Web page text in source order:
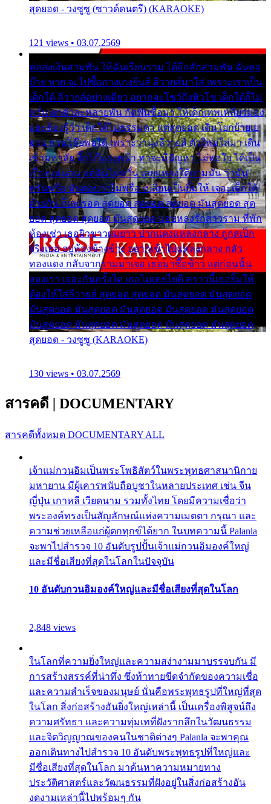
สุดยอด - วงซูซู (ซาวด์ดนตรี) (KARAOKE)
121 views • 03.07.2569
พ่อส่งเงินสามพัน ให้ฉันเรียนราม ได้อีกสักสามพัน ฉันคง
บ๊าย บาย จะไปซื้อกางเกงยีนส์ ลีวายส์มาใส่ เพราะเราเป็น
เด็กใต้ ลีวายส์อย่างเดียว อยากจะโชว์ถึงหิวโซ เด็กใต้ก็ไม่
หวั่น ตกตัวละหลายพัน กัดฟันซื้อมา ให้เด็กเทพเหลียวมอง
และต้องรู้ว่า เด็กใต้ไม่ธรรมดา แต่สุดยอด เดินโยกย้ายเย
ยวน กวนโอ๊ยพอได้ เพราะว่านุ่งลีวายส์ ตัวใหม่ใส่มา เดิน
เข้ามหาลัย จิ๊กโก๊มองหน้า ท่าจะมีปัญหา ไม่พอใจ ได้เป็น
เรื่องแน่นอน แต่ฉันไม่หวั่น เลยแหลงใต้ถามมัน ว่ามัน
พรั่นพรือ มันตอบว่าไม่พรื่อ เปลี่ยนเป็นยิ้มให้ เจอะเด็กใต้
ด้วยกัน ก็เลยรอด สุดยอด สุดยอด สุดยอด มันสุดยอด สุด
ยอด สุดยอด สุดยอด มันสุดยอด แอบหลงรักสาวราม ที่พัก
ห้องเช่า เธอผิวขาวผมยาว ปากแดงแหลงกลาง ถูกสเป็ก
จริงเธอ อยู่ห้องข้างข้าง อยากเข้าไปแหลงกลาง กลัว
ทองแดง กลับจากรามมาเจอ เธอมาซื้อข้าว แต่ก่อนนั้น
สองเรา เจอะกันครั้งใด เธอไม่เคยไยดี คราวนี้เธอยิ้มให้
ต้องให้ใส่ลีวายส์ สุดยอด สุดยอด มันสุดยอด มันสุดยอด
มันสุดยอด มันสุดยอด มันสุดยอด มันสุดยอด มันสุดยอด
มันสุดยอด มันสุดยอด มันสุดยอด มันสุดยอด มันสุดยอด
สุดยอด - วงซูซู (KARAOKE)
130 views • 03.07.2569
สารคดี | DOCUMENTARY
สารคดีทั้งหมด DOCUMENTARY ALL
เจ้าแม่กวนอิมเป็นพระโพธิสัตว์ในพระพุทธศาสนานิกาย
มหายาน มีผู้เคารพนับถือบูชาในหลายประเทศ เช่น จีน
ญี่ปุ่น เกาหลี เวียดนาม รวมทั้งไทย โดยมีความเชื่อว่า
พระองค์ทรงเป็นสัญลักษณ์แห่งความเมตตา กรุณา และ
ความช่วยเหลือแก่ผู้ตกทุกข์ได้ยาก ในบทความนี้ Palanla
จะพาไปสำรวจ 10 อันดับรูปปั้นเจ้าแม่กวนอิมองค์ใหญ่
และมีชื่อเสียงที่สุดในโลกในปัจจุบัน
10 อันดับกวนอิมองค์ใหญ่และมีชื่อเสียงที่สุดในโลก
2,848 views
ในโลกที่ความยิ่งใหญ่และความสง่างามมาบรรจบกัน มี
การสร้างสรรค์ที่น่าทึ่ง ซึ่งท้าทายขีดจำกัดของความเชื่อ
และความสำเร็จของมนุษย์ นั่นคือพระพุทธรูปที่ใหญ่ที่สุด
ในโลก สิ่งก่อสร้างอันยิ่งใหญ่เหล่านี้ เป็นเครื่องพิสูจน์ถึง
ความศรัทธา และความทุ่มเทที่ฝังรากลึกในวัฒนธรรม
และจิตวิญญาณของคนในชาติต่างๆ Palanla จะพาคุณ
ออกเดินทางไปสำรวจ 10 อันดับพระพุทธรูปที่ใหญ่และ
มีชื่อเสียงที่สุดในโลก มาค้นหาความหมายทาง
ประวัติศาสตร์และวัฒนธรรมที่ฝังอยู่ในสิ่งก่อสร้างอัน
งดงามเหล่านี้ไปพร้อมๆ กัน